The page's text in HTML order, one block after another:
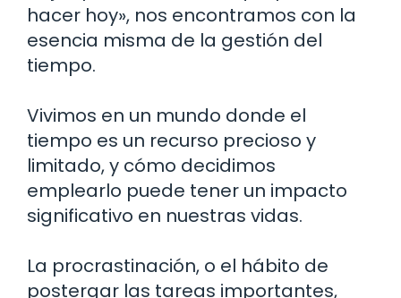
hacer hoy», nos encontramos con la
esencia misma de la gestión del
tiempo.
Vivimos en un mundo donde el
tiempo es un recurso precioso y
limitado, y cómo decidimos
emplearlo puede tener un impacto
significativo en nuestras vidas.
La procrastinación, o el hábito de
postergar las tareas importantes,